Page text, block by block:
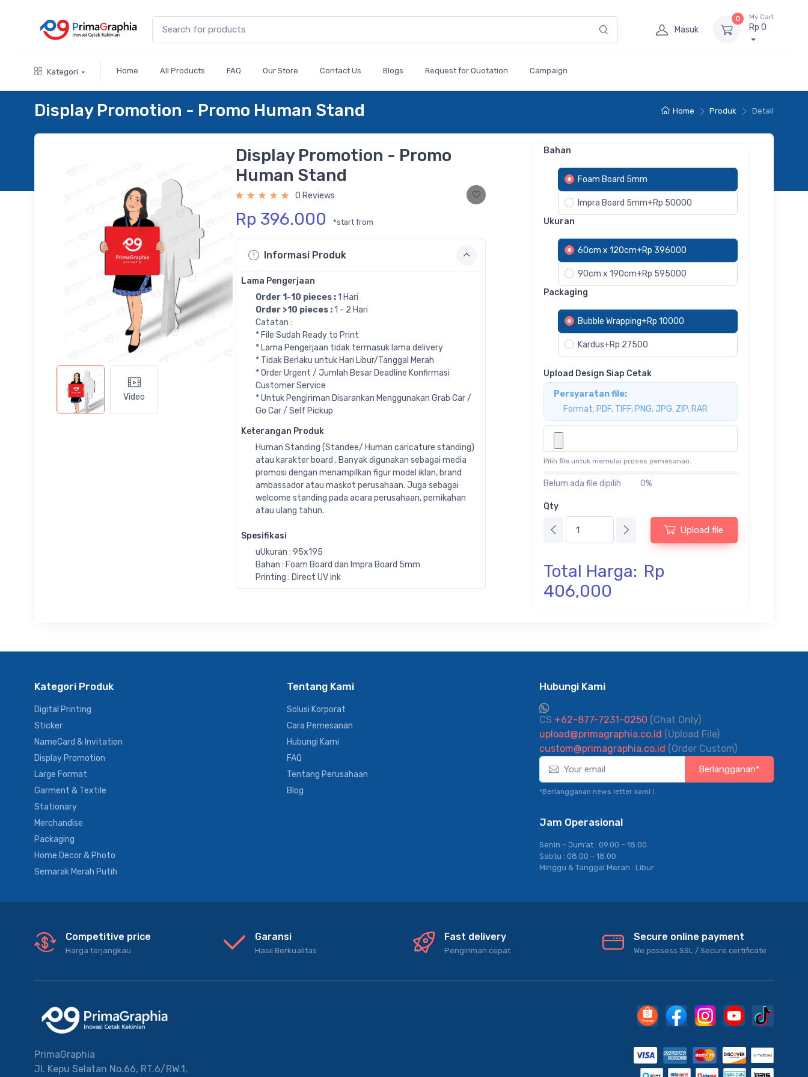
Masuk
0 My Cart
Rp 0
Kategori Home All Products FAQ Our Store Contact Us Blogs Request for Quotation Campaign
Home Produk Detail
Display Promotion - Promo Human Stand
Video
Display Promotion - Promo
Human Stand
0 Reviews
Rp 396.000 *start from
Informasi Produk
Lama Pengerjaan
Order 1-10 pieces :1 Hari
Order >10 pieces :1 - 2 Hari
Catatan :
* File Sudah Ready to Print
* Lama Pengerjaan tidak termasuk lama delivery
* Tidak Berlaku untuk Hari Libur/Tanggal Merah
* Order Urgent / Jumlah Besar Deadline Konfirmasi
Customer Service
* Untuk Pengiriman Disarankan Menggunakan Grab Car /
Go Car / Self Pickup
Keterangan Produk
Human Standing (Standee/ Human caricature standing)
atau karakter board , Banyak digunakan sebagai media
promosi dengan menampilkan figur model iklan, brand
ambassador atau maskot perusahaan. Juga sebagai
welcome standing pada acara perusahaan, pernikahan
atau ulang tahun.
Spesifikasi
uUkuran : 95x195
Bahan : Foam Board dan Impra Board 5mm
Printing : Direct UV ink
Bahan
Foam Board 5mm
Impra Board 5mm+Rp 50000
Ukuran
60cm x 120cm+Rp 396000
90cm x 190cm+Rp 595000
Packaging
Bubble Wrapping+Rp 10000
Kardus+Rp 27500
Upload Design Siap Cetak
Persyaratan file:
Format: PDF, TIFF, PNG, JPG, ZIP, RAR
Pilih file untuk memulai proses pemesanan.
0%
Belum ada file dipilih
Qty
Upload file
Total Harga: Rp
406,000
Kategori Produk
Digital Printing
Sticker
NameCard & Invitation
Display Promotion
Large Format
Garment & Textile
Stationary
Merchandise
Packaging
Home Decor & Photo
Semarak Merah Putih
Tentang Kami
Solusi Korporat
Cara Pemesanan
Hubungi Kami
FAQ
Tentang Perusahaan
Blog
Hubungi Kami
CS +62-877-7231-0250 (Chat Only)
upload@primagraphia.co.id (Upload File)
custom@primagraphia.co.id (Order Custom)
Berlangganan*
*Berlangganan news letter kami !.
Jam Operasional
Senin – Jum’at : 09.00 – 18.00
Sabtu : 08.00 – 18.00
Minggu & Tanggal Merah : Libur
Competitive price
Harga terjangkau
Garansi
Hasil Berkualitas
Fast delivery
Pengiriman cepat
Secure online payment
We possess SSL / Secure сertificate
PrimaGraphia
Jl. Kepu Selatan No.66, RT.6/RW.1,